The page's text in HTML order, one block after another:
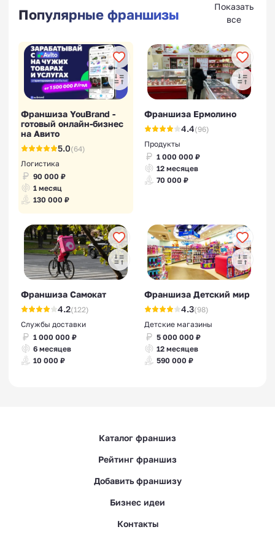
Популярные франшизы
Показать
все
Франшиза YouBrand -
готовый онлайн-бизнес
на Авито
5.0(64)
Логистика
90 000 ₽
1 месяц
130 000 ₽
Франшиза Ермолино
4.4(96)
Продукты
1 000 000 ₽
12 месяцев
70 000 ₽
Франшиза Самокат
4.2(122)
Службы доставки
1 000 000 ₽
6 месяцев
10 000 ₽
Франшиза Детский мир
4.3(98)
Детские магазины
5 000 000 ₽
12 месяцев
590 000 ₽
Каталог франшиз
Рейтинг франшиз
Добавить франшизу
Бизнес идеи
Контакты